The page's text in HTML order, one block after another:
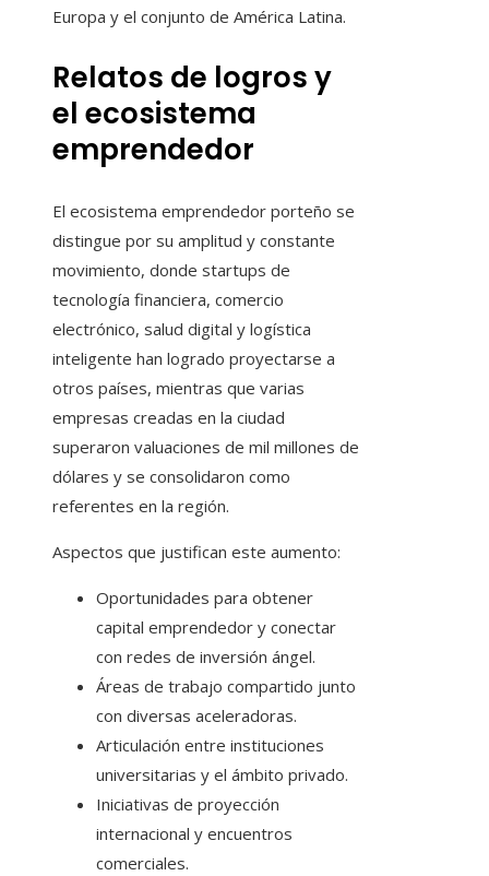
Europa y el conjunto de América Latina.
Relatos de logros y
el ecosistema
emprendedor
El ecosistema emprendedor porteño se
distingue por su amplitud y constante
movimiento, donde startups de
tecnología financiera, comercio
electrónico, salud digital y logística
inteligente han logrado proyectarse a
otros países, mientras que varias
empresas creadas en la ciudad
superaron valuaciones de mil millones de
dólares y se consolidaron como
referentes en la región.
Aspectos que justifican este aumento:
Oportunidades para obtener
capital emprendedor y conectar
con redes de inversión ángel.
Áreas de trabajo compartido junto
con diversas aceleradoras.
Articulación entre instituciones
universitarias y el ámbito privado.
Iniciativas de proyección
internacional y encuentros
comerciales.